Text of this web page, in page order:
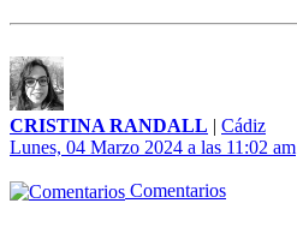
CRISTINA RANDALL | Cádiz
Lunes, 04 Marzo 2024 a las 11:02 am
Comentarios